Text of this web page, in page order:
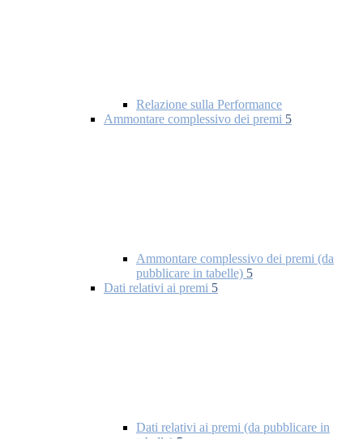
Relazione sulla Performance
Ammontare complessivo dei premi 5
Ammontare complessivo dei premi (da
pubblicare in tabelle) 5
Dati relativi ai premi 5
Dati relativi ai premi (da pubblicare in